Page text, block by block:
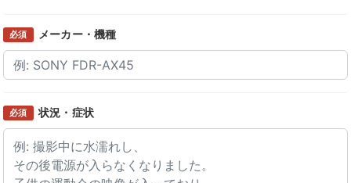
必須 メーカー・機種
必須 状況・症状